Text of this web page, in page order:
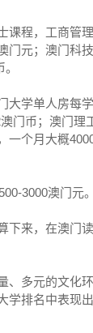
课程，工商管
元；澳门科
学单人房每
门币；澳门
个月大概
3000澳门元
下来，在澳门
多元的文化
学排名中表现